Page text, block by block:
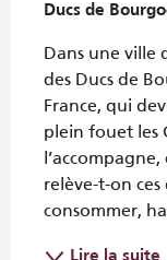
Ducs de
Dans une ville
des Ducs de
France, qui
plein fouet les
relève-t-on
consommer,